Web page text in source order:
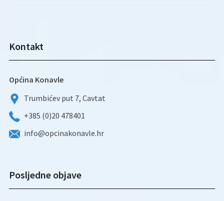
Kontakt
Općina Konavle
Trumbićev put 7, Cavtat
+385 (0)20 478401
info@opcinakonavle.hr
Posljedne objave